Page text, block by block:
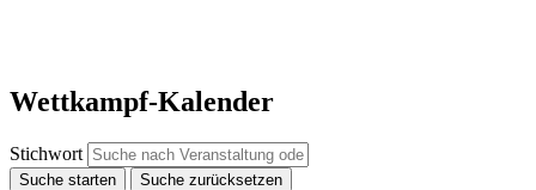
Wettkampf-Kalender
Stichwort
Suche starten Suche zurücksetzen